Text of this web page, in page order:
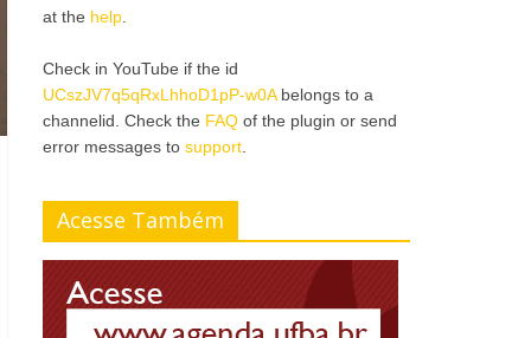
at the help
Check in YouTube if the id
UCszJV7q5qRxLhhoD1pP-w0Abelongs to a
channelid. Check the FAQ of the plugin or send
error messages to support
Acesse Também